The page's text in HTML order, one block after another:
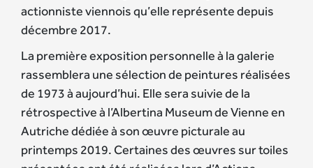
actionniste viennois qu’elle représente depuis
décembre 2017.
La première exposition personnelle à la galerie
rassemblera une sélection de peintures réalisées
de 1973 à aujourd’hui. Elle sera suivie de la
rétrospective à l’Albertina Museum de Vienne en
Autriche dédiée à son œuvre picturale au
printemps 2019. Certaines des œuvres sur toiles